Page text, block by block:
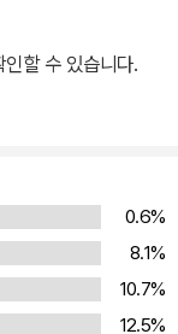
별 서문을 통해 동
능이 저자를 흉내 내
주장을 펴고 있다
간 이후 10년간 인
저자의 예측대로 머
해하는 날이 올지
다가올 기술의 시
할 수 있습니다.
0.6%
8.1%
10.7%
12.5%